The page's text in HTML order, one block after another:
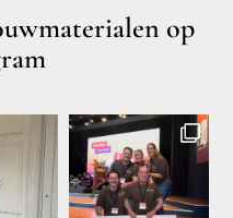
op